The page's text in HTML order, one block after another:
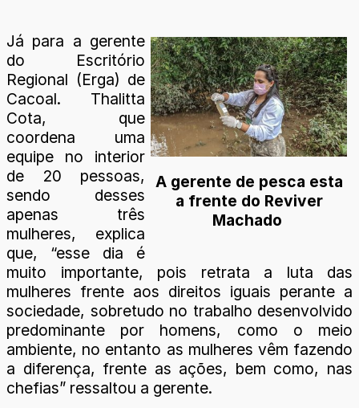
A gerente de pesca esta
a frente do Reviver
Machado
Já para a gerente
do Escritório
Regional (Erga) de
Cacoal. Thalitta
Cota, que
coordena uma
equipe no interior
de 20 pessoas,
sendo desses
apenas três
mulheres, explica
que, “esse dia é
muito importante, pois retrata a luta das
mulheres frente aos direitos iguais perante a
sociedade, sobretudo no trabalho desenvolvido
predominante por homens, como o meio
ambiente, no entanto as mulheres vêm fazendo
a diferença, frente as ações, bem como, nas
chefias” ressaltou a gerente.